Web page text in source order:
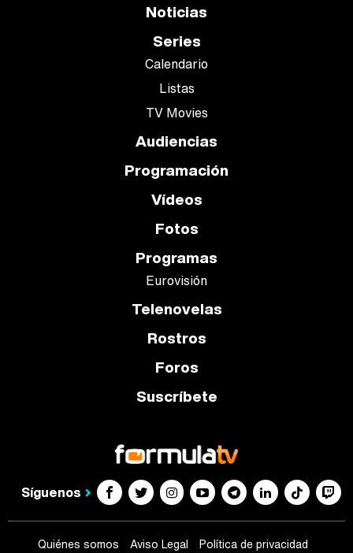
Noticias
Series
Calendario
Listas
TV Movies
Audiencias
Programación
Vídeos
Fotos
Programas
Eurovisión
Telenovelas
Rostros
Foros
Suscríbete
Síguenos
Quiénes somos Aviso Legal Política de privacidad